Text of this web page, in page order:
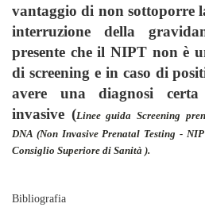
vantaggio di non sottoporre
interruzione della
presente che il NIPT non è
di screening e in caso di
avere una diagnosi certa
invasive (Linee guida Screening
DNA (Non Invasive Prenatal Testing -
Consiglio Superiore di Sanità ).
Bibliografia